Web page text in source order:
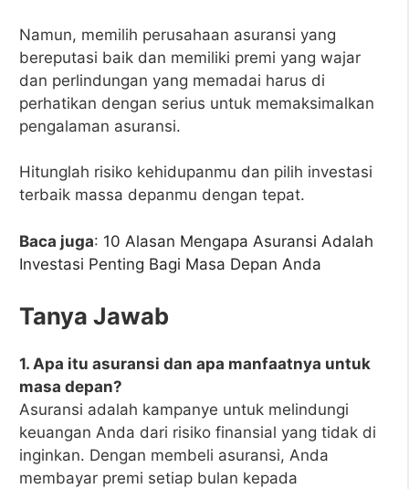
Namun, memilih perusahaan asuransi yang
bereputasi baik dan memiliki premi yang wajar
dan perlindungan yang memadai harus di
perhatikan dengan serius untuk memaksimalkan
pengalaman asuransi.
Hitunglah risiko kehidupanmu dan pilih investasi
terbaik massa depanmu dengan tepat.
Baca juga: 10 Alasan Mengapa Asuransi Adalah
Investasi Penting Bagi Masa Depan Anda
Tanya Jawab
1. Apa itu asuransi dan apa manfaatnya untuk
masa depan?
Asuransi adalah kampanye untuk melindungi
keuangan Anda dari risiko finansial yang tidak di
inginkan. Dengan membeli asuransi, Anda
membayar premi setiap bulan kepada